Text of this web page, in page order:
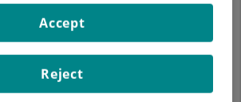
Franco Iglesias
ESPECIALISTA OFTALMOLOGÍA
Reject
Accept